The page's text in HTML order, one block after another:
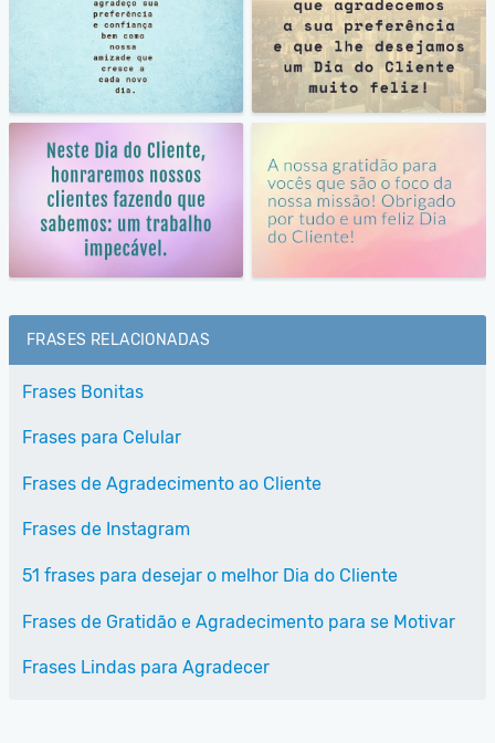
FRASES RELACIONADAS
Frases Bonitas
Frases para Celular
Frases de Agradecimento ao Cliente
Frases de Instagram
51 frases para desejar o melhor Dia do Cliente
Frases de Gratidão e Agradecimento para se Motivar
Frases Lindas para Agradecer